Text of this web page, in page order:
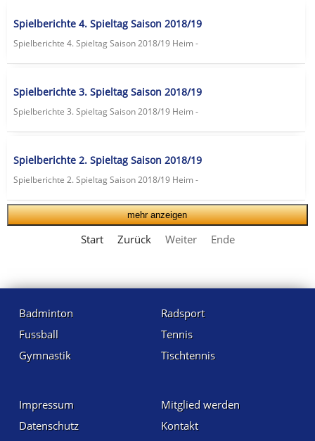
Spielberichte 4. Spieltag Saison 2018/19
Spielberichte 4. Spieltag Saison 2018/19 Heim -
Spielberichte 3. Spieltag Saison 2018/19
Spielberichte 3. Spieltag Saison 2018/19 Heim -
Spielberichte 2. Spieltag Saison 2018/19
Spielberichte 2. Spieltag Saison 2018/19 Heim -
mehr anzeigen
Start Zurück Weiter Ende
Badminton
Fussball
Gymnastik
Radsport
Tennis
Tischtennis
Impressum
Datenschutz
Mitglied werden
Kontakt